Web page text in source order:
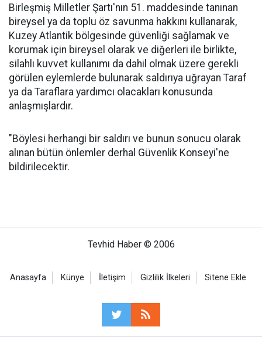
Birleşmiş Milletler Şartı'nın 51. maddesinde tanınan
bireysel ya da toplu öz savunma hakkını kullanarak,
Kuzey Atlantik bölgesinde güvenliği sağlamak ve
korumak için bireysel olarak ve diğerleri ile birlikte,
silahlı kuvvet kullanımı da dahil olmak üzere gerekli
görülen eylemlerde bulunarak saldırıya uğrayan Taraf
ya da Taraflara yardımcı olacakları konusunda
anlaşmışlardır.
"Böylesi herhangi bir saldırı ve bunun sonucu olarak
alınan bütün önlemler derhal Güvenlik Konseyi'ne
bildirilecektir.
Tevhid Haber © 2006
Anasayfa Künye İletişim Gizlilik İlkeleri Sitene Ekle